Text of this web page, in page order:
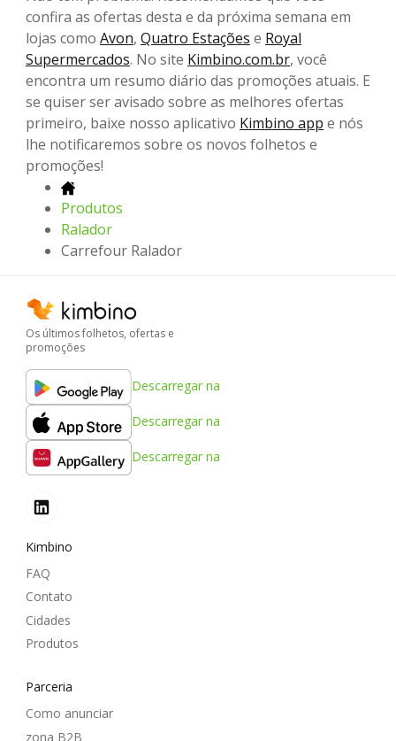
confira as ofertas desta e da próxima semana em
lojas como Avon, Quatro Estações e Royal
Supermercados. No site Kimbino.com.br, você
encontra um resumo diário das promoções atuais. E
se quiser ser avisado sobre as melhores ofertas
primeiro, baixe nosso aplicativo Kimbino app e nós
lhe notificaremos sobre os novos folhetos e
promoções!
Produtos
Ralador
Carrefour Ralador
Os últimos folhetos, ofertas e
promoções
Descarregar na
Descarregar na
Descarregar na
Kimbino
FAQ
Contato
Cidades
Produtos
Parceria
Como anunciar
zona B2B